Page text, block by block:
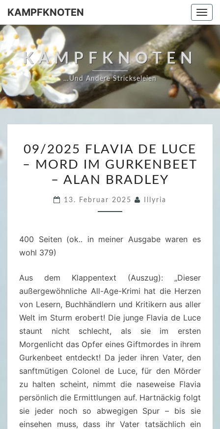
Skip
content
KAMPFKNOTEN
KAMPFKNOTEN
…und Andere Strickseleien
9
/
2
2
L
A
L
M
09/2025 FLAVIA DE LUCE
– MORD IM GURKENBEET
– ALAN BRADLEY
13. Februar 2025 Illyria
400 Seiten (ok.. in meiner Ausgabe waren es
wohl 379)
Aus dem Klappentext (Auszug): „Dieser
außergewöhnliche All-Age-Krimi hat die Herzen
von Lesern, Buchhändlern und Kritikern aus aller
Welt im Sturm erobert! Die junge Flavia de Luce
staunt nicht schlecht, als sie im ersten
Morgenlicht das Opfer eines Giftmordes in ihrem
Gurkenbeet entdeckt! Da jeder ihren Vater, den
sanftmütigen Colonel de Luce, für den Mörder
zu halten scheint, nimmt die naseweise Flavia
persönlich die Ermittlungen auf. Hartnäckig folgt
sie jeder noch so abwegigen Spur – bis sie
einsehen muss, dass ihr Vater tatsächlich ein